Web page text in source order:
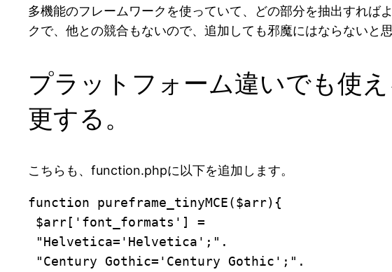
多機能のフレームワークを使っていて、どの部分を抽出すれ
クで、他との競合もないので、追加しても邪魔にはならないと思
プラットフォーム違いでも使
更する。
こちらも、function.phpに以下を追加します。
function pureframe_tinyMCE($arr){
$arr['font_formats'] =
"Helvetica='Helvetica';".
"Century Gothic='Century Gothic';".